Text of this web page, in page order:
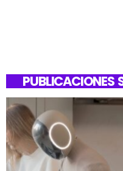
PUBLICACIONES